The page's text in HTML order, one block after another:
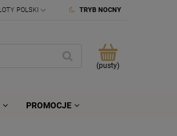
TRYB NOCNY
(pusty)
PROMOCJE